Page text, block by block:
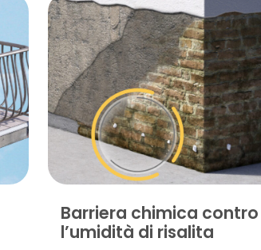
Barriera chimica contro
l’umidità di risalita